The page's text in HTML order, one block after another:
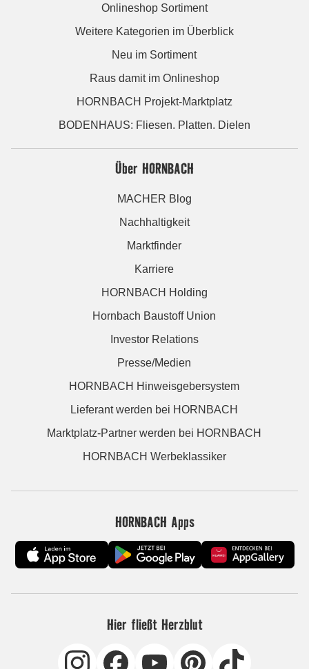
Onlineshop Sortiment
Weitere Kategorien im Überblick
Neu im Sortiment
Raus damit im Onlineshop
HORNBACH Projekt-Marktplatz
BODENHAUS: Fliesen. Platten. Dielen
Über HORNBACH
MACHER Blog
Nachhaltigkeit
Marktfinder
Karriere
HORNBACH Holding
Hornbach Baustoff Union
Investor Relations
Presse/Medien
HORNBACH Hinweisgebersystem
Lieferant werden bei HORNBACH
Marktplatz-Partner werden bei HORNBACH
HORNBACH Werbeklassiker
HORNBACH Apps
Hier fließt Herzblut